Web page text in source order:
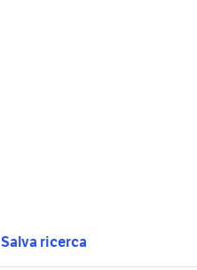
Salva ricerca